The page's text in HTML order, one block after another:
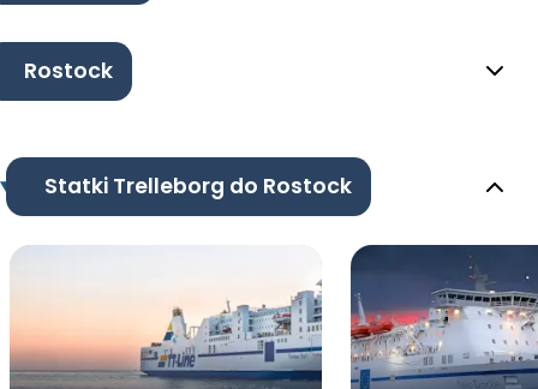
Rostock
Statki Trelleborg do Rostock